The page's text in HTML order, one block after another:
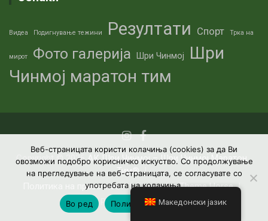
Видеа Подигнување тежини Резултати Спорт Трка на
мирот Фото галерија Шри Чинмој
Шри
Чинмој маратон тим
Copyright © 2026АК Шри Чинмој – Шри Чинмој Маратон
Тим®
Политика на приватност
Theme by:Theme Horse
Proudly Powered by:WordPress
Македонски јазик
Веб-страницата користи колачиња (cookies) за да Ви
овозможи подобро корисничко искуство. Со продолжување
на прегледување на веб-страницата, се согласувате со
употребата на колачиња.
Во ред
Политика на приватност